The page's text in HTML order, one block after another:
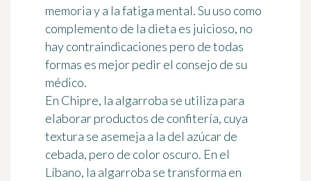
memoria y a la fatiga mental. Su uso como
complemento de la dieta es juicioso, no
hay contraindicaciones pero de todas
formas es mejor pedir el consejo de su
médico.
En Chipre, la algarroba se utiliza para
elaborar productos de confitería, cuya
textura se asemeja a la del azúcar de
cebada, pero de color oscuro. En el
Líbano, la algarroba se transforma en